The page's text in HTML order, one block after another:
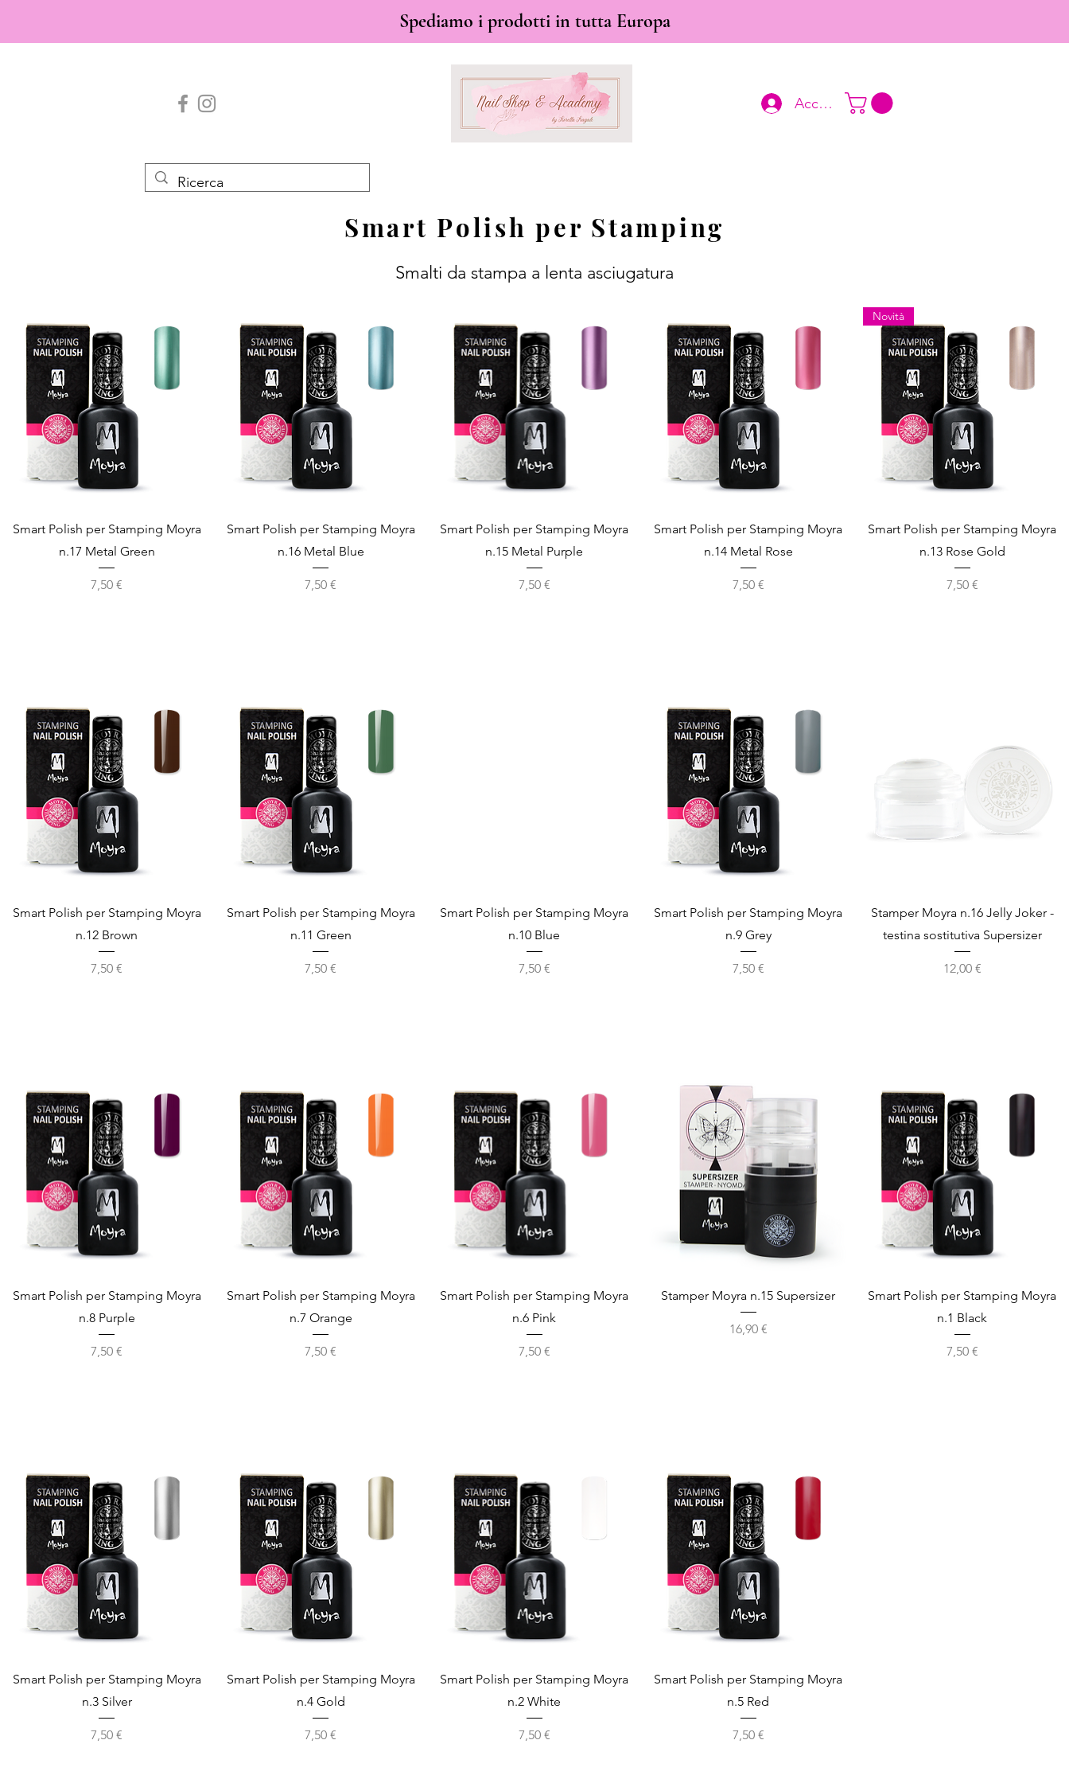
Spediamo i prodotti in tutta Europa
Accedi
Smart Polish per Stamping
Smalti da stampa a lenta asciugatura
Vista rapida
Smart Polish per Stamping Moyra
n.17 Metal Green
Prezzo
7,50 €
Vista rapida
Smart Polish per Stamping Moyra
n.16 Metal Blue
Prezzo
7,50 €
Vista rapida
Smart Polish per Stamping Moyra
n.15 Metal Purple
Prezzo
7,50 €
Vista rapida
Smart Polish per Stamping Moyra
n.14 Metal Rose
Prezzo
7,50 €
Vista rapida
Novità
Smart Polish per Stamping Moyra
n.13 Rose Gold
Prezzo
7,50 €
Vista rapida
Smart Polish per Stamping Moyra
n.12 Brown
Prezzo
7,50 €
Vista rapida
Smart Polish per Stamping Moyra
n.11 Green
Prezzo
7,50 €
Vista rapida
Smart Polish per Stamping Moyra
n.10 Blue
Prezzo
7,50 €
Vista rapida
Smart Polish per Stamping Moyra
n.9 Grey
Prezzo
7,50 €
Vista rapida
Stamper Moyra n.16 Jelly Joker -
testina sostitutiva Supersizer
Prezzo
12,00 €
Vista rapida
Smart Polish per Stamping Moyra
n.8 Purple
Prezzo
7,50 €
Vista rapida
Smart Polish per Stamping Moyra
n.7 Orange
Prezzo
7,50 €
Vista rapida
Smart Polish per Stamping Moyra
n.6 Pink
Prezzo
7,50 €
Vista rapida
Stamper Moyra n.15 Supersizer
Prezzo
16,90 €
Vista rapida
Smart Polish per Stamping Moyra
n.1 Black
Prezzo
7,50 €
Vista rapida
Smart Polish per Stamping Moyra
n.3 Silver
Prezzo
7,50 €
Vista rapida
Smart Polish per Stamping Moyra
n.4 Gold
Prezzo
7,50 €
Vista rapida
Smart Polish per Stamping Moyra
n.2 White
Prezzo
7,50 €
Vista rapida
Smart Polish per Stamping Moyra
n.5 Red
Prezzo
7,50 €